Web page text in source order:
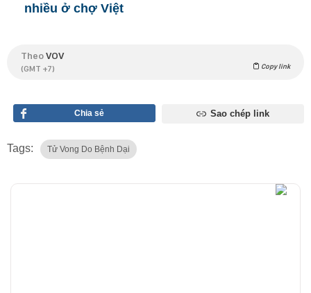
nhiều ở chợ Việt
TheoVOV
(GMT +7) Copy link
Chia sẻ Sao chép link
Tags: Tử Vong Do Bệnh Dại